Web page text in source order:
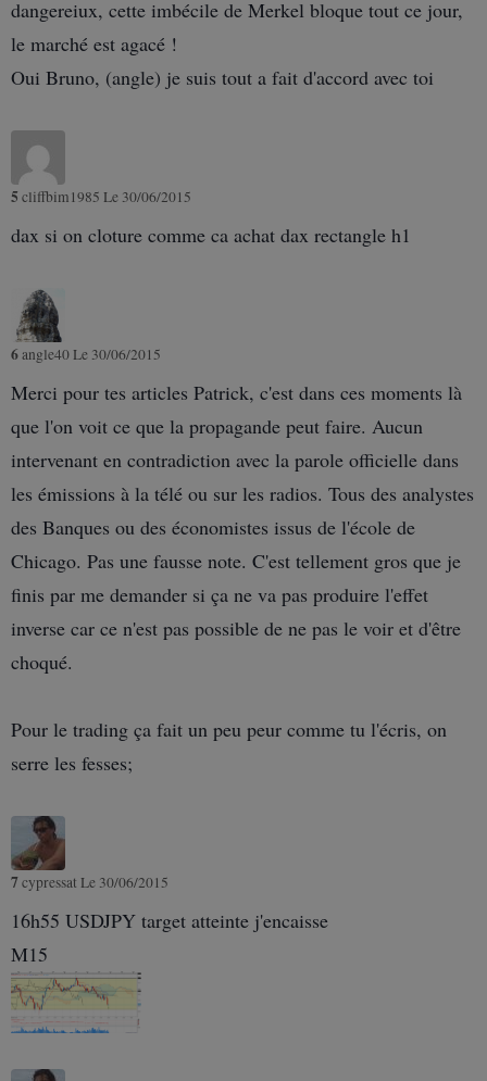
dangereiux, cette imbécile de Merkel bloque tout ce jour,
le marché est agacé !
Oui Bruno, (angle) je suis tout a fait d'accord avec toi
5 cliffbim1985 Le 30/06/2015
dax si on cloture comme ca achat dax rectangle h1
6angle40Le 30/06/2015
Merci pour tes articles Patrick, c'est dans ces moments là
que l'on voit ce que la propagande peut faire. Aucun
intervenant en contradiction avec la parole officielle dans
les émissions à la télé ou sur les radios. Tous des analystes
des Banques ou des économistes issus de l'école de
Chicago. Pas une fausse note. C'est tellement gros que je
finis par me demander si ça ne va pas produire l'effet
inverse car ce n'est pas possible de ne pas le voir et d'être
choqué.
Pour le trading ça fait un peu peur comme tu l'écris, on
serre les fesses;
7cypressat Le 30/06/2015
16h55 USDJPY target atteinte j'encaisse
M15